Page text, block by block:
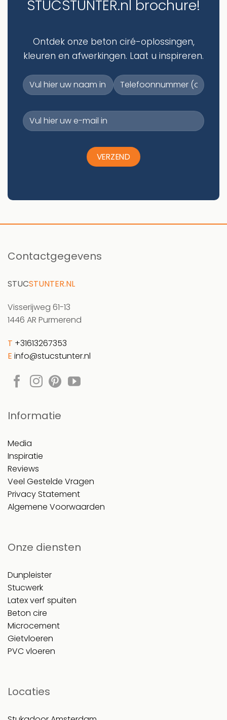
STUCSTUNTER.nl brochure!
Ontdek onze beton ciré-oplossingen,
kleuren en afwerkingen. Laat u inspireren.
Contactgegevens
STUCSTUNTER.NL
Visserijweg 61-13
1446 AR Purmerend
T +31613267353
E info@stucstunter.nl
Informatie
Media
Inspiratie
Reviews
Veel Gestelde Vragen
Privacy Statement
Algemene Voorwaarden
Onze diensten
Dunpleister
Stucwerk
Latex verf spuiten
Beton cire
Microcement
Gietvloeren
PVC vloeren
Locaties